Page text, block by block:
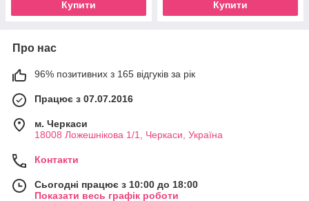
Купити Купити
Про нас
96% позитивних з 165 відгуків за рік
Працює з 07.07.2016
м. Черкаси
18008 Ложешнікова 1/1, Черкаси, Україна
Контакти
Сьогодні працює з 10:00 до 18:00
Показати весь графік роботи